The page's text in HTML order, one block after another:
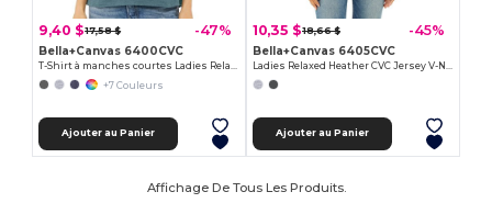
9,40 $17,58 $ -47%
Bella+Canvas 6400CVC
+7 Couleurs
Ajouter au Panier
10,35 $18,66 $ -45%
Bella+Canvas 6405CVC
Ajouter au Panier
Affichage De Tous Les Produits.